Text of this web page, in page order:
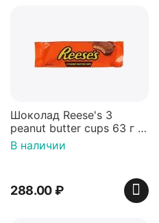
Шоколад Reese's 3
peanut butter cups 63 г с
арахисовой пастой
В наличии
288.00₽